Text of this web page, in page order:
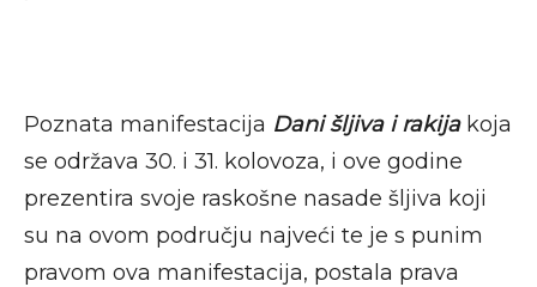
Poznata manifestacija Dani šljiva i rakijakoja
se održava 30. i 31. kolovoza, i ove godine
prezentira svoje raskošne nasade šljiva koji
su na ovom području najveći te je s punim
pravom ova manifestacija, postala prava